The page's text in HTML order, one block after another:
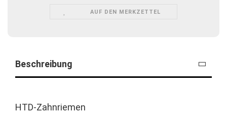
AUF DEN MERKZETTEL
Beschreibung
HTD-Zahnriemen